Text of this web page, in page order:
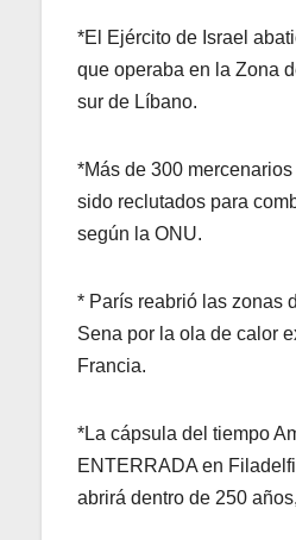
*El Ejército de Israel
que operaba en la Zona
sur de Líbano.
*Más de 300
sido reclutados para
según la ONU.
* París reabrió las zonas
Sena por la ola de calor
Francia.
*La cápsula del tiempo
ENTERRADA en
abrirá dentro de 250